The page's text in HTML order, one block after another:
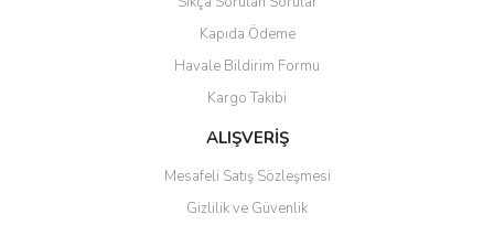
Ürün bilgilerinde hatalar bulunuyor.
Ürün fiyatı diğer sitelerden daha pahalı.
Bu ürüne benzer farklı alternatifler olmalı.
Gönder
Kapıda Ödeme
Havale Bildirim Formu
Kargo Takibi
ALIŞVERİŞ
Mesafeli Satış Sözleşmesi
Gizlilik ve Güvenlik